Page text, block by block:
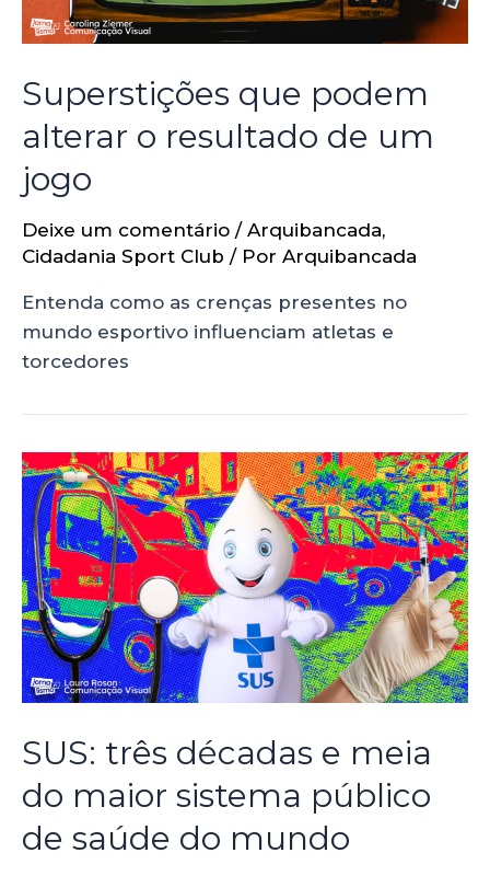
Superstições que podem
alterar o resultado de um
jogo
Deixe um comentário / Arquibancada,
Cidadania Sport Club / Por Arquibancada
Entenda como as crenças presentes no
mundo esportivo influenciam atletas e
torcedores
SUS: três décadas e meia
do maior sistema público
de saúde do mundo